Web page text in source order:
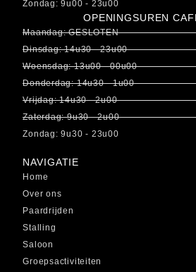
Zondag: 9u00 - 23u00
OPENINGSUREN
Maandag: GESLOTEN
Dinsdag: 14u30 - 23u00
Woensdag: 13u00 - 00u00
Donderdag: 14u30 - 1u00
Vrijdag: 14u30 - 2u00
Zaterdag: 9u30 - 2u00
Zondag: 9u30 - 23u00
NAVIGATIE
Home
Over ons
Paardrijden
Stalling
Saloon
Groepsactiviteiten